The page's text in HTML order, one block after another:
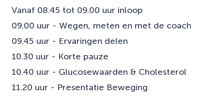
Vanaf 08.45 tot 09.00 uur inloop
09.00 uur - Wegen, meten en met de coach
09.45 uur - Ervaringen delen
10.30 uur - Korte pauze
10.40 uur - Glucosewaarden & Cholesterol
11.20 uur - Presentatie Beweging